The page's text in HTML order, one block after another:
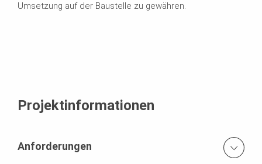
Umsetzung auf der Baustelle zu gewähren.
Projektinformationen
Anforderungen